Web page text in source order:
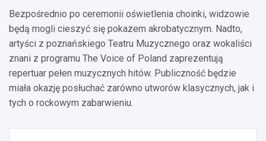
Bezpośrednio po ceremonii oświetlenia choinki, widzowie
będą mogli cieszyć się pokazem akrobatycznym. Nadto,
artyści z poznańskiego Teatru Muzycznego oraz wokaliści
znani z programu The Voice of Poland zaprezentują
repertuar pełen muzycznych hitów. Publiczność będzie
miała okazję posłuchać zarówno utworów klasycznych, jak i
tych o rockowym zabarwieniu.